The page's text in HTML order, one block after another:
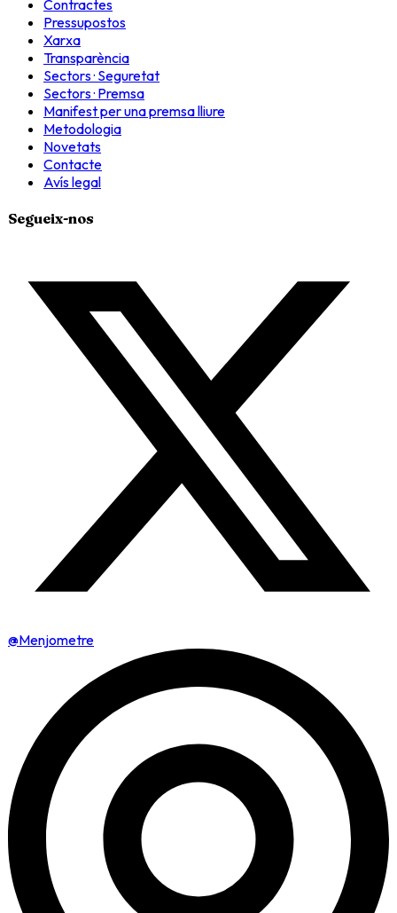
Contractes
Pressupostos
Xarxa
Transparència
Sectors · Seguretat
Sectors · Premsa
Manifest per una premsa lliure
Metodologia
Novetats
Contacte
Avís legal
Segueix-nos
@Menjometre